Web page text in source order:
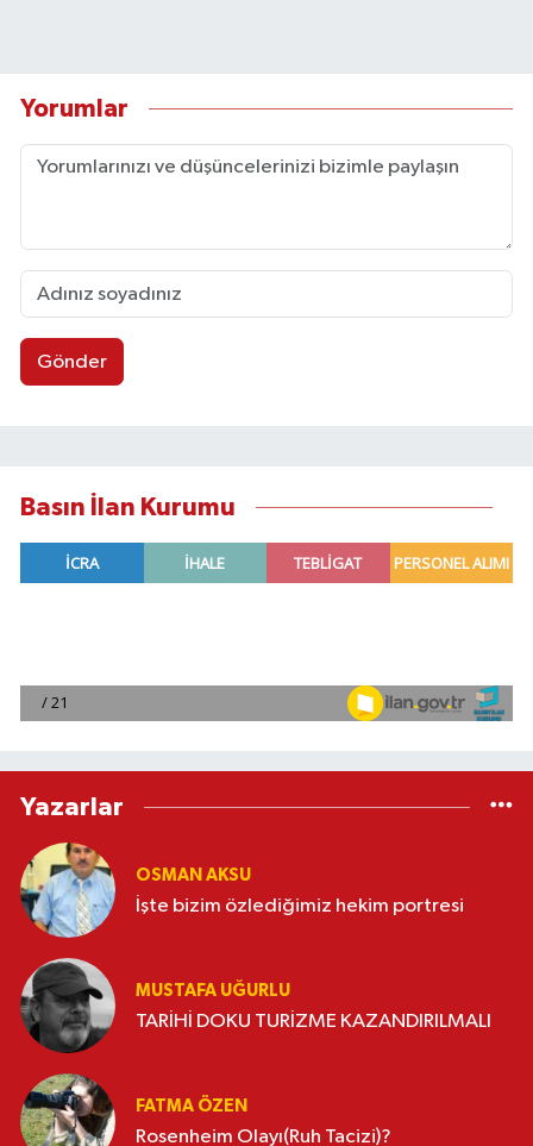
Yorumlar
Gönder
Basın İlan Kurumu
Yazarlar
OSMAN AKSU
İşte bizim özlediğimiz hekim portresi
MUSTAFA UĞURLU
TARİHİ DOKU TURİZME KAZANDIRILMALI
FATMA ÖZEN
Rosenheim Olayı(Ruh Tacizi)?